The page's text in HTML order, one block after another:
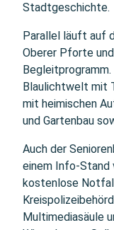
Stadtgeschichte.
Parallel läuft auf
Oberer Pforte
Blaulichtwelt mit
mit heimischen
und Gartenbau
Auch der
einem Info-
kostenlose
Multimediasäule